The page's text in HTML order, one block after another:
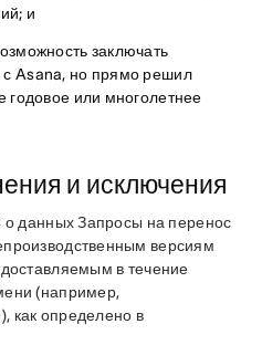
и
заключать
Asana, но прямо решил
годовое или многолетнее
и исключения
о данных Запросы на перенос
версиям
в течение
(например,
как определено в